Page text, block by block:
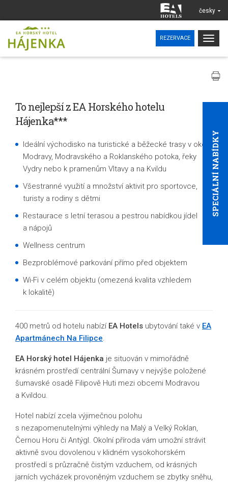
česky
REZERVACE
SPECIÁLNÍ NABÍDKY
To nejlepší z EA Horského hotelu
Hájenka***
Ideální východisko na turistické a běžecké trasy v okolí
Modravy, Modravského a Roklanského potoka, řeky
Vydry nebo k pramenům Vltavy a na Kvildu
Všestranné využití a množství aktivit pro sportovce,
turisty a rodiny s dětmi
Restaurace s letní terasou a pestrou nabídkou jídel
a nápojů
Wellness centrum
Bezproblémové parkování přímo před objektem
Wi-Fi v celém objektu (omezená kvalita vzhledem
k lokalitě)
400 metrů od hotelu nabízí EA Hotels ubytování také v EA
Apartmánech Na Filipce.
EA Horský hotel Hájenka je situován v mimořádně
krásném prostředí centrální Šumavy v nejvýše položené
šumavské osadě Filipově Huti mezi obcemi Modravou
a Kvildou.
Hotel nabízí zcela výjimečnou polohu
s nezapomenutelnými výhledy na Malý a Velký Roklan,
Černou Horu či Antýgl. Okolní příroda vám umožní strávit
aktivně svou dovolenou v klidném vysokohorském
prostředí s průzračně čistým vzduchem, od krásných
jarních vycházek provoněným vzduchem se zbytky sněhu,